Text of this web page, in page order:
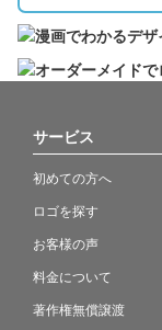
サービス
初めての方へ
ロゴを探す
お客様の声
料金について
著作権無償譲渡